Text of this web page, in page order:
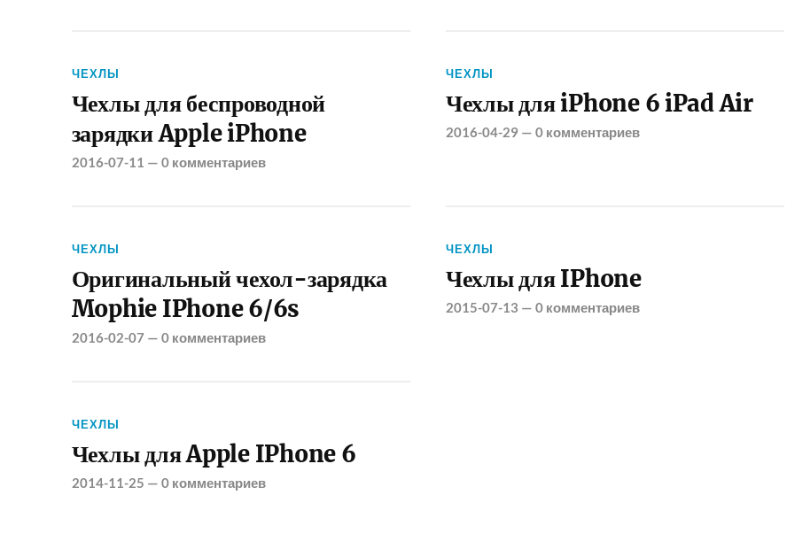
ЧЕХЛЫ
Чехлы для беспроводной
зарядки Apple iPhone
2016-07-11 — 0 комментариев
ЧЕХЛЫ
Чехлы для iPhone 6 iPad Air
2016-04-29— 0 комментариев
ЧЕХЛЫ
Оригинальный чехол-зарядка
Mophie IPhone 6/6s
2016-02-07— 0 комментариев
ЧЕХЛЫ
Чехлы для IPhone
2015-07-13 — 0 комментариев
ЧЕХЛЫ
Чехлы для Apple IPhone 6
2014-11-25 — 0 комментариев